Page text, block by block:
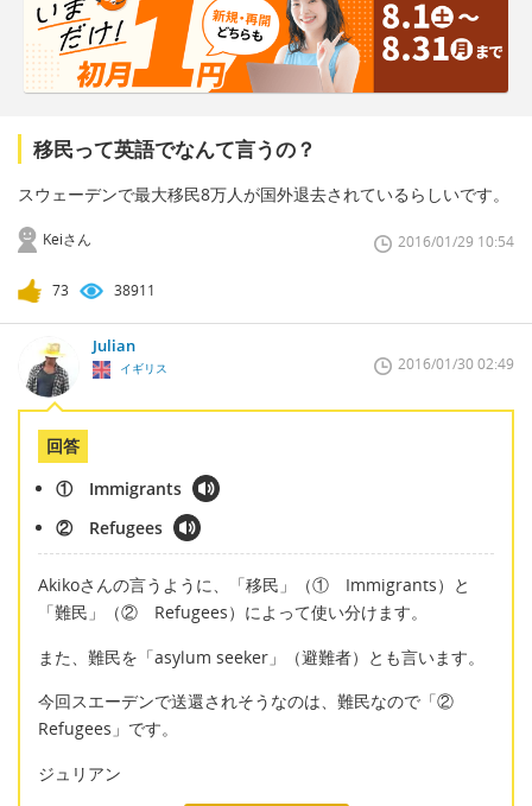
移民って英語でなんて言うの？
スウェーデンで最大移民8万人が国外退去されているらしいです。
Keiさん 2016/01/29 10:54
73 38911
Julian
イギリス 2016/01/30 02:49
回答
① Immigrants
② Refugees
Akikoさんの言うように、「移民」（① Immigrants）と
「難民」（② Refugees）によって使い分けます。
また、難民を「asylum seeker」（避難者）とも言います。
今回スエーデンで送還されそうなのは、難民なので「②
Refugees」です。
ジュリアン